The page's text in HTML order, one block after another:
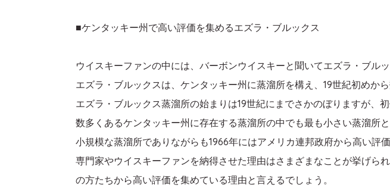
■ケンタッキー州で高い評価を集めるエズラ・ブルックス
ウイスキーファンの中には、バーボンウイスキーと聞いてエズラ・ブル
エズラ・ブルックスは、ケンタッキー州に蒸溜所を構え、19世紀初めか
エズラ・ブルックス蒸溜所の始まりは19世紀にまでさかのぼりますが、
数多くあるケンタッキー州に存在する蒸溜所の中でも最も小さい蒸溜所と
小規模な蒸溜所でありながらも1966年にはアメリカ連邦政府から高い評価
専門家やウイスキーファンを納得させた理由はさまざまなことが挙げら
の方たちから高い評価を集めている理由と言えるでしょう。